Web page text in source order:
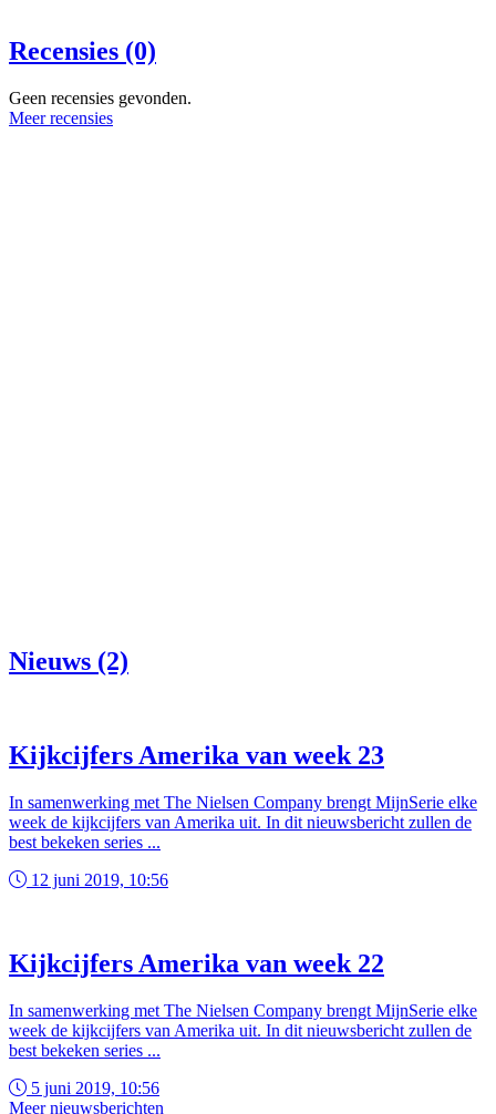
Recensies (0)
Geen recensies gevonden.
Meer recensies
Nieuws (2)
Kijkcijfers Amerika van week 23
In samenwerking met The Nielsen Company brengt MijnSerie elke
week de kijkcijfers van Amerika uit. In dit nieuwsbericht zullen de
best bekeken series ...
12 juni 2019, 10:56
Kijkcijfers Amerika van week 22
In samenwerking met The Nielsen Company brengt MijnSerie elke
week de kijkcijfers van Amerika uit. In dit nieuwsbericht zullen de
best bekeken series ...
5 juni 2019, 10:56
Meer nieuwsberichten